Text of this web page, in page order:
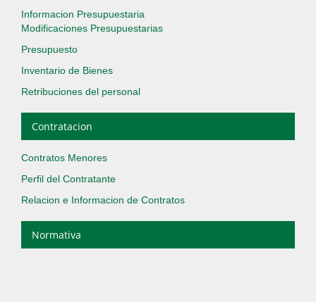
Informacion Presupuestaria
Modificaciones Presupuestarias
Presupuesto
Inventario de Bienes
Retribuciones del personal
Contratacion
Contratos Menores
Perfil del Contratante
Relacion e Informacion de Contratos
Normativa